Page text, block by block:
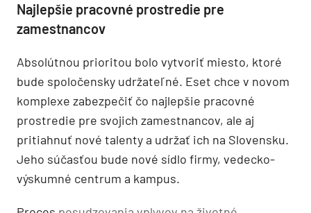
Najlepšie pracovné prostredie pre
zamestnancov
Absolútnou prioritou bolo vytvoriť miesto, ktoré
bude spoločensky udržateľné. Eset chce v novom
komplexe zabezpečiť čo najlepšie pracovné
prostredie pre svojich zamestnancov, ale aj
pritiahnuť nové talenty a udržať ich na Slovensku.
Jeho súčasťou bude nové sídlo firmy, vedecko-
výskumné centrum a kampus.